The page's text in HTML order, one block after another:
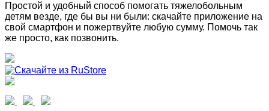
Простой и удобный способ помогать тяжелобольным
детям везде, где бы вы ни были: скачайте приложение на
свой смартфон и пожертвуйте любую сумму. Помочь так
же просто, как позвонить.